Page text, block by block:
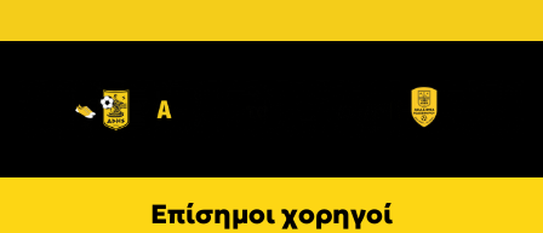
Επίσημοι χορηγοί